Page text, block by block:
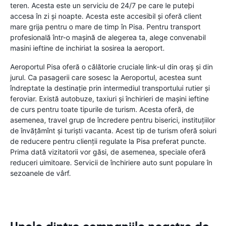
teren. Acesta este un serviciu de 24/7 pe care le puteþi
accesa în zi şi noapte. Acesta este accesibil şi oferă client
mare grija pentru o mare de timp în Pisa. Pentru transport
profesională într-o maşină de alegerea ta, alege convenabil
masini ieftine de inchiriat la sosirea la aeroport.
Aeroportul Pisa oferă o călătorie cruciale link-ul din oraş şi din
jurul. Ca pasagerii care sosesc la Aeroportul, acestea sunt
îndreptate la destinaţie prin intermediul transportului rutier şi
feroviar. Există autobuze, taxiuri şi închirieri de maşini ieftine
de curs pentru toate tipurile de turism. Acesta oferă, de
asemenea, travel grup de încredere pentru biserici, instituţiilor
de învăţămînt şi turişti vacanta. Acest tip de turism oferă soiuri
de reducere pentru clienţii regulate la Pisa preferat puncte.
Prima dată vizitatorii vor găsi, de asemenea, speciale oferă
reduceri uimitoare. Servicii de închiriere auto sunt populare în
sezoanele de vârf.